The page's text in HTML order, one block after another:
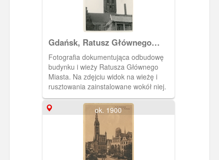
umieszczono na suficie pochodził z
kamienicy przy ul. Długiej (dawna
własność kupca, Jacoba Kabruna).
Większość eksponatów w czasie II
wojny światowej uległa rozproszeniu.
Gdańsk, Ratusz Głównego
Miasta
Fotografia dokumentująca odbudowę
budynku i wieży Ratusza Głównego
Miasta. Na zdęjciu widok na wieżę i
rusztowania zainstalowane wokół niej.
ok. 1900